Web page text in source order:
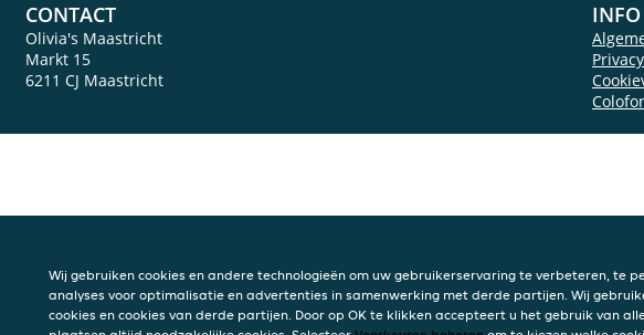
CONTACT
Olivia's Maastricht
Markt 15
6211 CJ Maastricht
INFO
Wij gebruiken cookies en andere technologieën om uw gebruikerservaring te verbeteren, te
analyses voor optimalisatie en advertenties in samenwerking met derde partijen. Wij
cookies en cookies van derde partijen. Door op OK te klikken accepteert u het gebruik van